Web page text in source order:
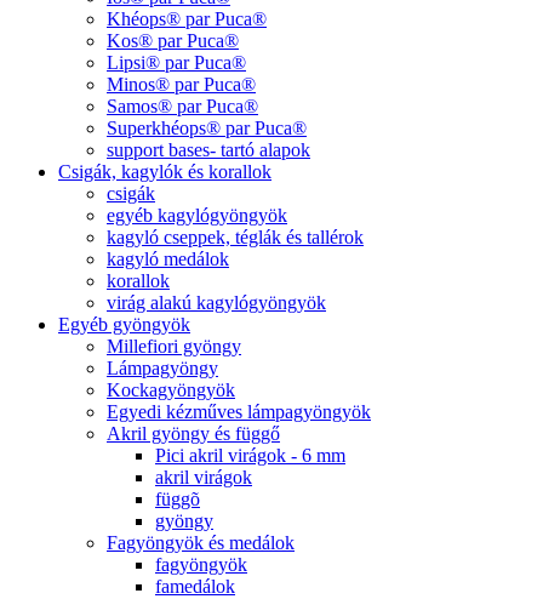
Khéops® par Puca®
Kos® par Puca®
Lipsi® par Puca®
Minos® par Puca®
Samos® par Puca®
Superkhéops® par Puca®
support bases- tartó alapok
Csigák, kagylók és korallok
csigák
egyéb kagylógyöngyök
kagyló cseppek, téglák és tallérok
kagyló medálok
korallok
virág alakú kagylógyöngyök
Egyéb gyöngyök
Millefiori gyöngy
Lámpagyöngy
Kockagyöngyök
Egyedi kézműves lámpagyöngyök
Akril gyöngy és függő
Pici akril virágok - 6 mm
akril virágok
függõ
gyöngy
Fagyöngyök és medálok
fagyöngyök
famedálok